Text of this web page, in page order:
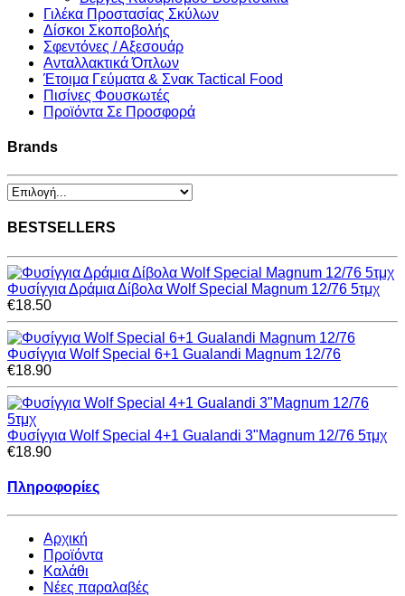
Γιλέκα Προστασίας Σκύλων
Δίσκοι Σκοποβολής
Σφεντόνες / Αξεσουάρ
Ανταλλακτικά Όπλων
Έτοιμα Γεύματα & Σνακ Tactical Food
Πισίνες Φουσκωτές
Προϊόντα Σε Προσφορά
Brands
BESTSELLERS
Φυσίγγια Δράμια Δίβολα Wolf Special Magnum 12/76 5τμχ
€18.50
Φυσίγγια Wolf Special 6+1 Gualandi Magnum 12/76
€18.90
Φυσίγγια Wolf Special 4+1 Gualandi 3"Magnum 12/76 5τμχ
€18.90
Πληροφορίες
Αρχική
Προϊόντα
Καλάθι
Νέες παραλαβές